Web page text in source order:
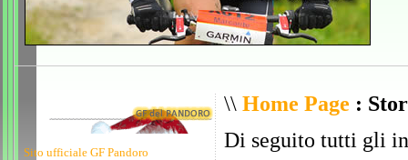
Sito ufficiale GF Pandoro
\\ Home Page :
Di seguito tutti gli